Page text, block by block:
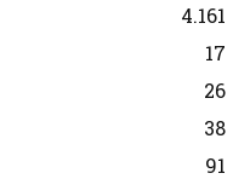
4.161
17
26
38
91